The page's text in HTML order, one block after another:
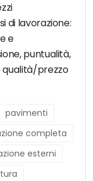
di lavorazione:
e
puntualità,
prezzo
pavimenti
completa
esterni